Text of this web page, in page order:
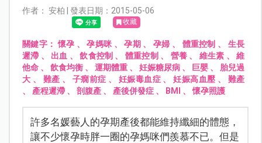
作者： 安柏 | 發表日期：2015-05-06
收藏
關鍵字：懷孕 、孕媽咪 、孕期 、 孕婦 、 體重控制 、 生長
遲滯 、 出血 、飲食控制 、 體重控制 、 營養 、 維生素 、維
他命 、飲食均衡 、運期體重 、妊娠糖尿病 、 巨嬰 、 胎兒過
大 、 難產 、 子癇前症 、 妊娠毒血症、妊娠高血壓 、 難產
、 產程遲滯、 剖腹產、 產後併發症、 BMI 、懷孕照護
許多名媛藝人的孕期產後都能維持纖細的體態，
讓不少懷孕時胖一圈的孕媽咪們羨慕不已。但是